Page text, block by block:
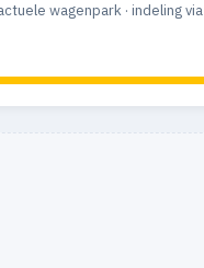
wagenpark · indeling